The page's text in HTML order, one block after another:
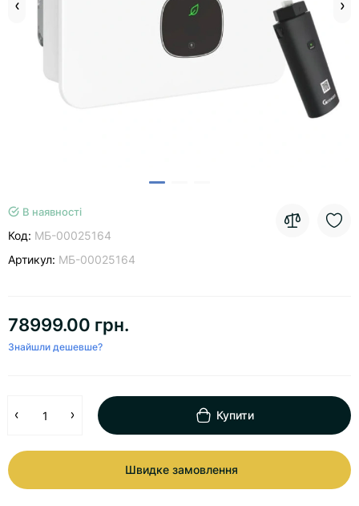
В наявності
Код: МБ-00025164
Артикул: МБ-00025164
78999.00 грн.
Знайшли дешевше?
Купити
Швидке замовлення